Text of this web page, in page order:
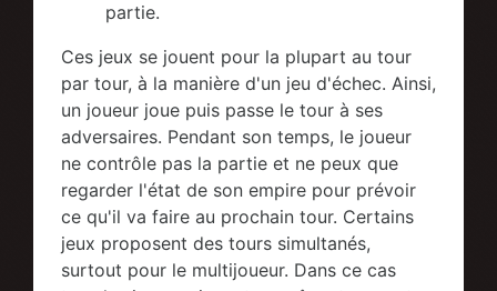
partie.
Ces jeux se jouent pour la plupart au tour
par tour, à la manière d'un jeu d'échec. Ainsi,
un joueur joue puis passe le tour à ses
adversaires. Pendant son temps, le joueur
ne contrôle pas la partie et ne peux que
regarder l'état de son empire pour prévoir
ce qu'il va faire au prochain tour. Certains
jeux proposent des tours simultanés,
surtout pour le multijoueur. Dans ce cas